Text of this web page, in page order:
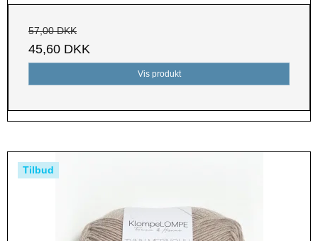
57,00 DKK
45,60 DKK
Vis produkt
Tilbud